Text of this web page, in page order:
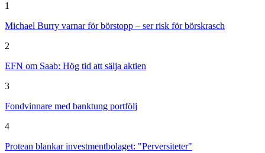
1
Michael Burry varnar för börstopp – ser risk för börskrasch
2
EFN om Saab: Hög tid att sälja aktien
3
Fondvinnare med banktung portfölj
4
Protean blankar investmentbolaget: "Perversiteter"